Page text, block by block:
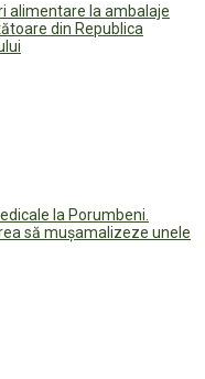
alimentare la ambalaje
din Republica
la Porumbeni.
să mușamalizeze unele